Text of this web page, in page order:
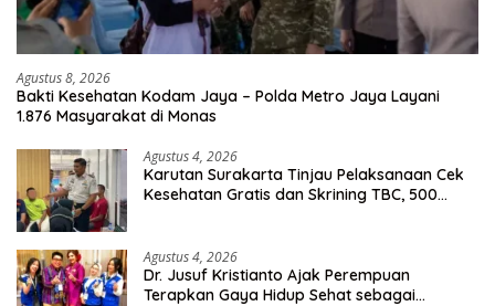
Agustus 8, 2026
Bakti Kesehatan Kodam Jaya – Polda Metro Jaya Layani
1.876 Masyarakat di Monas
Agustus 4, 2026
Karutan Surakarta Tinjau Pelaksanaan Cek
Kesehatan Gratis dan Skrining TBC, 500
Agustus 4, 2026
Dr. Jusuf Kristianto Ajak Perempuan
Terapkan Gaya Hidup Sehat sebagai